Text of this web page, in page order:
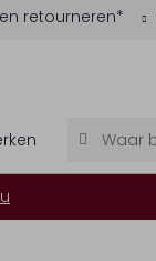
retourneren*